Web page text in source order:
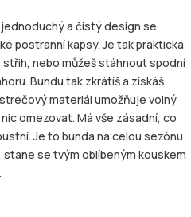
a čistý design se
postranní kapsy. Je tak praktická
nebo můžeš stáhnout spodní
Bundu tak zkrátíš a získáš
materiál umožňuje volný
omezovat. Má vše zásadní, co
Je to bunda na celou sezónu
se tvým oblíbeným kouskem